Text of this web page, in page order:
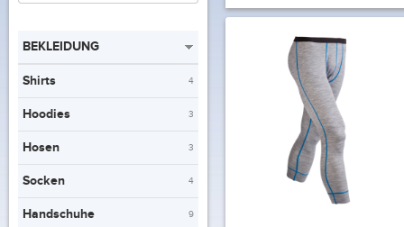
BEKLEIDUNG
Shirts 4
Hoodies 3
Hosen 3
Socken 4
Handschuhe 9